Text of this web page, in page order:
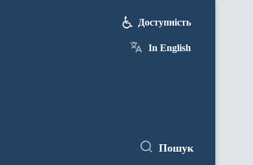
Доступність
In English
Пошук